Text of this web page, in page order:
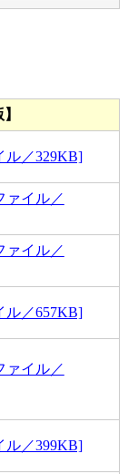
ル／329KB]
イル／
イル／
／657KB]
イル／
／399KB]